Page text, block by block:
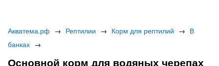
Акватема.рф → Рептилии → Корм для рептилий → В
банках →
Основной корм для водяных черепах